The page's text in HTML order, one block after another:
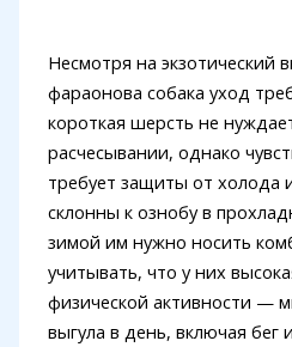
Несмотря на экзотический
фараонова собака уход
короткая шерсть не
расчесывании, однако
требует защиты от холода
склонны к ознобу в
зимой им нужно носить
учитывать, что у них
физической активности —
выгула в день, включая бег